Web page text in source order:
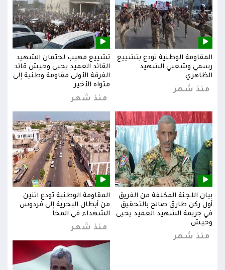
المقاومة الوطنية تودع بتشييع
رسمي وشعبي الشهيد
الظاهري
منذ شهر
تشييع مهيب لجثمان الشهيد
القائد العميد يحيى وحيش قائد
الفرقة الأولى مقاومة وطنية إلى
مثواه الأخير
منذ شهر
بيان اللجنة المكلفة من الفريق
أول ركن طارق صالح بالتحقيق
في جريمة الشهيد العميد يحيى
وحيش
منذ شهر
المقاومة الوطنية تودع اثنين
من أبطال البحرية إلى فردوس
الشهداء في المخا
منذ شهر